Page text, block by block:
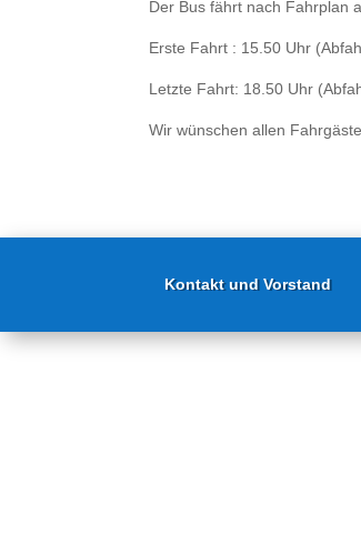
Der Bus fährt nach Fahrplan
Erste Fahrt : 15.50 Uhr
Letzte Fahrt: 18.50 Uhr
Wir wünschen allen
Kontakt und Vorstand